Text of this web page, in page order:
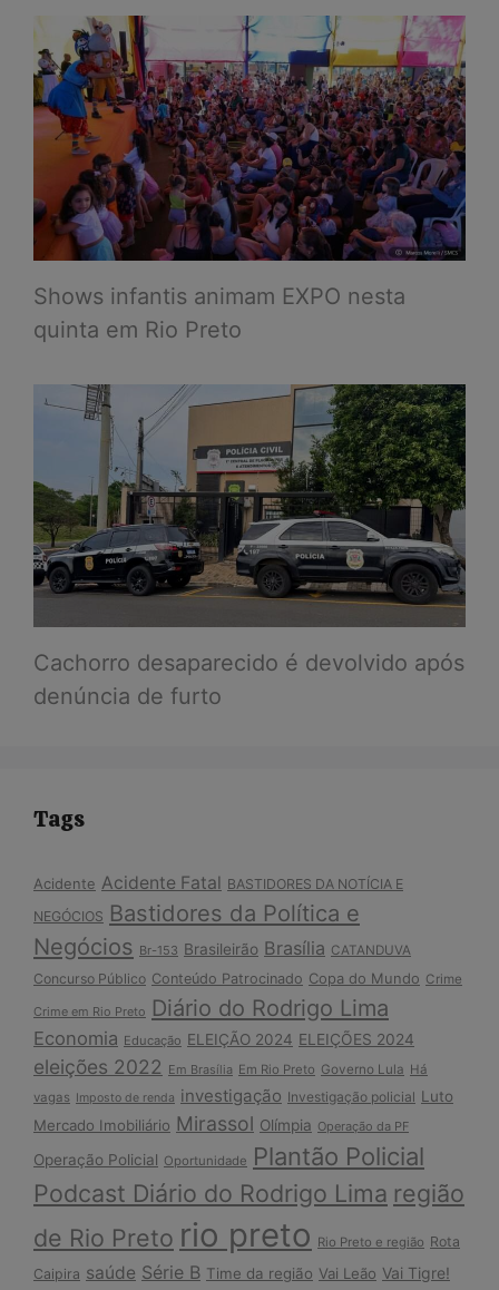
Shows infantis animam EXPO nesta
quinta em Rio Preto
Cachorro desaparecido é devolvido após
denúncia de furto
Tags
Acidente Acidente Fatal BASTIDORES DA NOTÍCIA E
NEGÓCIOS Bastidores da Política e
Negócios Br-153 Brasileirão Brasília CATANDUVA
Concurso Público Conteúdo Patrocinado Copa do Mundo Crime
Crime em Rio Preto Diário do Rodrigo Lima
Economia Educação ELEIÇÃO 2024 ELEIÇÕES 2024
eleições 2022 Em Brasília Em Rio Preto Governo Lula Há
vagas
Imposto de renda investigação Investigação policial Luto
Mercado Imobiliário Mirassol Olímpia Operação da PF
Operação Policial Oportunidade Plantão Policial
Podcast Diário do Rodrigo Lima região
de Rio Preto rio preto Rio Preto e região Rota
Caipira saúde Série B Time da região Vai Leão Vai Tigre!